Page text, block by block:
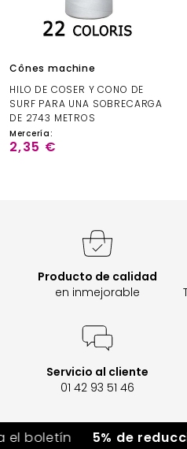
Cônes machine
HILO DE COSER Y CONO DE
SURF PARA UNA SOBRECARGA
DE 2743 METROS
Mercería:
2,35 €
Producto de calidad
en inmejorable
Servicio al cliente
01 42 93 51 46
el boletín 5% de